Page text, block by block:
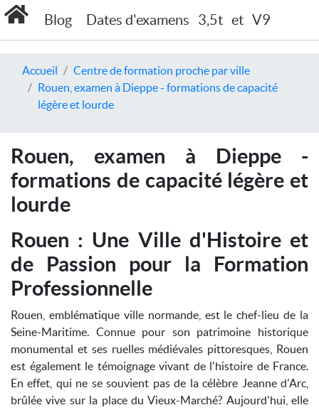
Blog Dates d'examens 3,5t et V9
Accueil
Centre de formation proche par ville
Rouen, examen à Dieppe - formations de capacité
légère et lourde
Rouen, examen à Dieppe -
formations de capacité légère et
lourde
Rouen : Une Ville d'Histoire et
de Passion pour la Formation
Professionnelle
Rouen, emblématique ville normande, est le chef-lieu de la
Seine-Maritime. Connue pour son patrimoine historique
monumental et ses ruelles médiévales pittoresques, Rouen
est également le témoignage vivant de l'histoire de France.
En effet, qui ne se souvient pas de la célèbre Jeanne d'Arc,
brûlée vive sur la place du Vieux-Marché? Aujourd'hui, elle